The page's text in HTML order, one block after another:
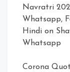
Navratri
Whatsapp,
Hindi on
Whatsapp
Corona